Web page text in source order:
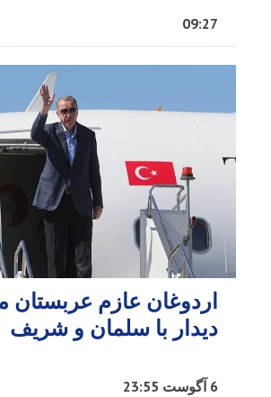
09:27
اردوغان عازم
دیدار با سلمان و شریف
6 آگوست 23:55